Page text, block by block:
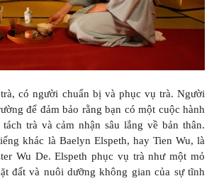
có người chuẩn bị và phục vụ trà. Người
để đảm bảo rằng bạn có một cuộc hành
trà và cảm nhận sâu lắng về bản thân.
khác là Baelyn Elspeth, hay Tien Wu, là
Wu De. Elspeth phục vụ trà như một mỏ
đất và nuôi dưỡng không gian của sự tĩnh